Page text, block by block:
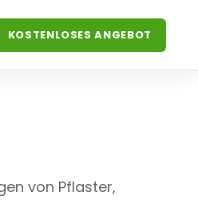
ANRUFEN
(0) 59575174188
KOSTENLOSES ANGEBOT
von Pflaster,